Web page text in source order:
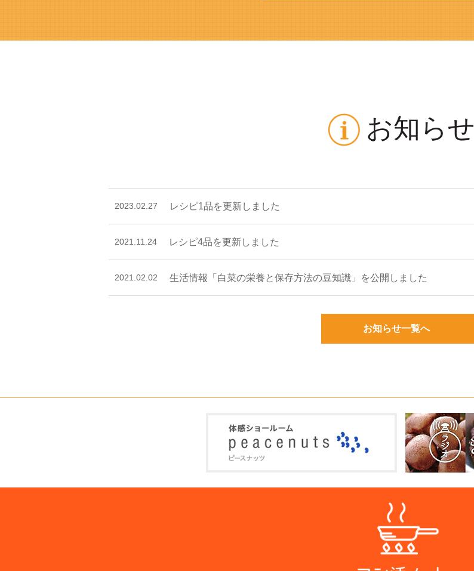
お知らせ
2023.02.27 レシピ1品を更新しました
2021.11.24 レシピ4品を更新しました
2021.02.02 生活情報「白菜の栄養と保存方法の豆知識」を公開しました
お知らせ一覧へ